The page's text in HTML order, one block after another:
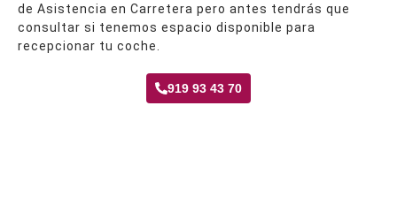
de Asistencia en Carretera pero antes tendrás que
consultar si tenemos espacio disponible para
recepcionar tu coche.
919 93 43 70